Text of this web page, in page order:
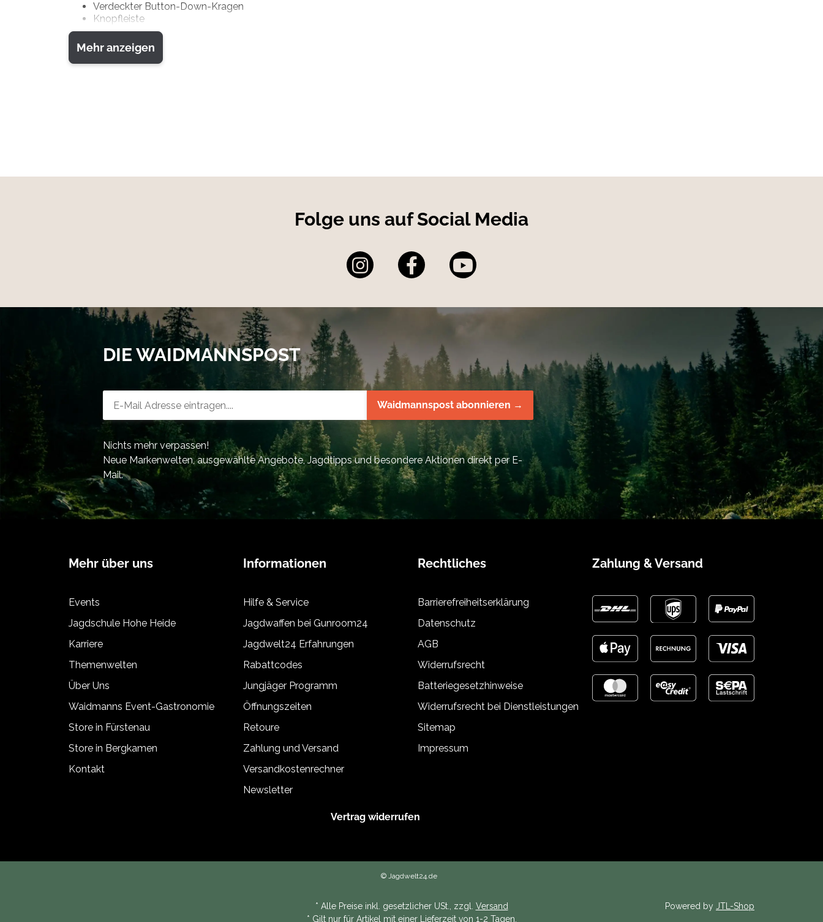
Verdeckter Button-Down-Kragen
Knopfleiste
Aufgesetzte Brusttaschen
Passform: regular fit
Material: 95% PES, 5% EA
Mehr anzeigen
Folge uns auf Social Media
DIE WAIDMANNSPOST
Waidmannspost abonnieren →
Nichts mehr verpassen!
Neue Markenwelten, ausgewählte Angebote, Jagdtipps und besondere Aktionen direkt per E-
Mail.
Mehr über uns
Events
Jagdschule Hohe Heide
Karriere
Themenwelten
Über Uns
Waidmanns Event-Gastronomie
Store in Fürstenau
Store in Bergkamen
Kontakt
Informationen
Hilfe & Service
Jagdwaffen bei Gunroom24
Jagdwelt24 Erfahrungen
Rabattcodes
Jungjäger Programm
Öffnungszeiten
Retoure
Zahlung und Versand
Versandkostenrechner
Newsletter
Rechtliches
Barrierefreiheitserklärung
Datenschutz
AGB
Widerrufsrecht
Batteriegesetzhinweise
Widerrufsrecht bei Dienstleistungen
Sitemap
Impressum
Zahlung & Versand
Vertrag widerrufen
© Jagdwelt24.de
* Alle Preise inkl. gesetzlicher USt., zzgl. Versand
* Gilt nur für Artikel mit einer Lieferzeit von 1-2 Tagen.
Powered by JTL-Shop